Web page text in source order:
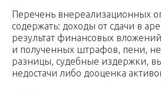
Перечень внереализационных
содержать: доходы от сдачи в
результат финансовых
и полученных штрафов, пени,
разницы, судебные издержки,
недостачи либо дооценка